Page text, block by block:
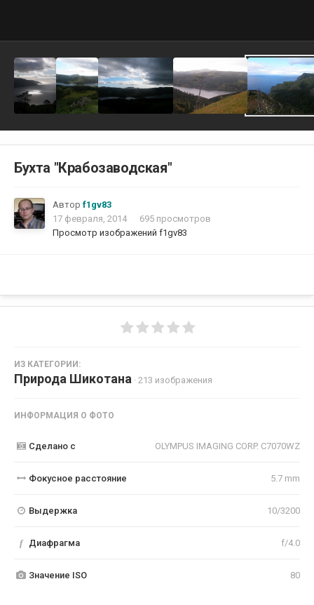
Бухта "Крабозаводская"
Автор f1gv83
17 февраля, 2014
695 просмотров
Просмотр изображений f1gv83
ИЗ КАТЕГОРИИ:
Природа Шикотана · 213 изображения
ИНФОРМАЦИЯ О ФОТО
Сделано с OLYMPUS IMAGING CORP. C7070WZ
Фокусное расстояние 5.7 mm
Выдержка 10/3200
f Диафрагма f/4.0
Значение ISO 80